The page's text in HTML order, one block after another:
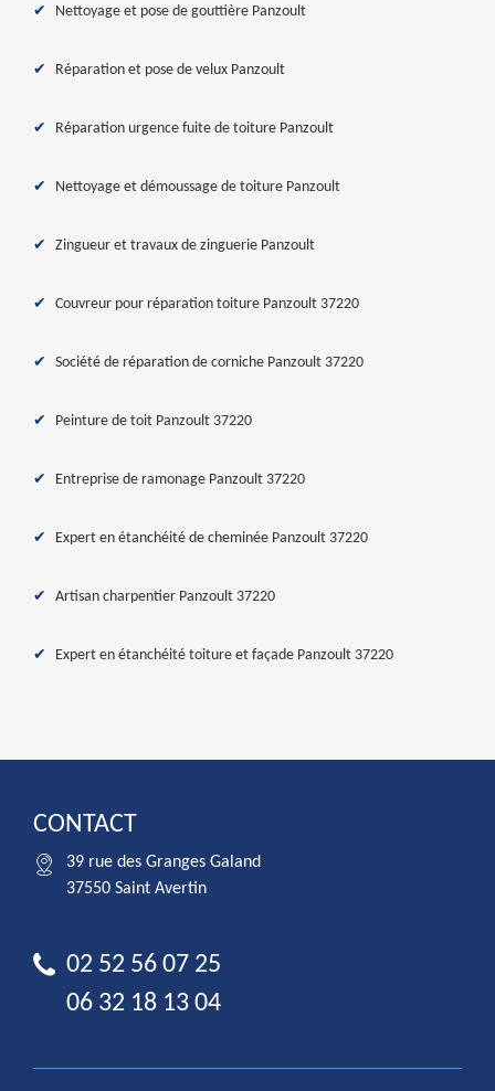
Nettoyage et pose de gouttière Panzoult
Réparation et pose de velux Panzoult
Réparation urgence fuite de toiture Panzoult
Nettoyage et démoussage de toiture Panzoult
Zingueur et travaux de zinguerie Panzoult
Couvreur pour réparation toiture Panzoult 37220
Société de réparation de corniche Panzoult 37220
Peinture de toit Panzoult 37220
Entreprise de ramonage Panzoult 37220
Expert en étanchéité de cheminée Panzoult 37220
Artisan charpentier Panzoult 37220
Expert en étanchéité toiture et façade Panzoult 37220
CONTACT
39 rue des Granges Galand
37550 Saint Avertin
02 52 56 07 25
06 32 18 13 04